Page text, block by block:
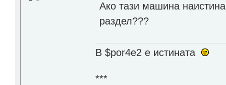
Ако тази машина
раздел???
В $por4e2 e истината
***